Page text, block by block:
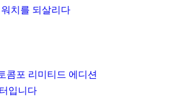
치를 되살리다
콤포 리미티드 에디션
입니다